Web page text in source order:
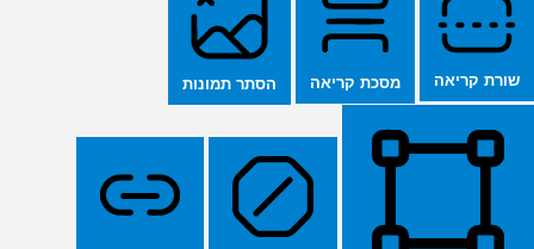
שורת קריאה מסכת קריאה הסתר תמונות